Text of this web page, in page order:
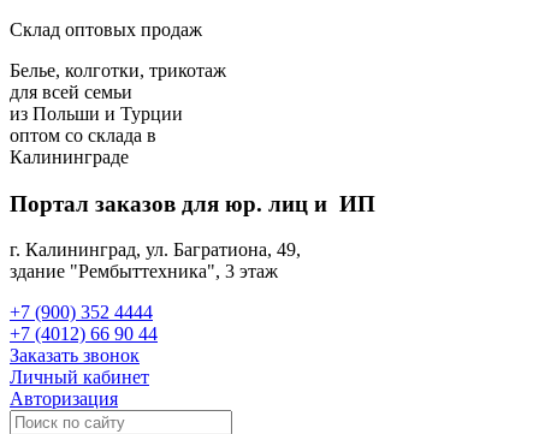
Склад оптовых продаж
Белье, колготки, трикотаж
для всей семьи
из Польши и Турции
оптом со склада в
Калининграде
Портал заказов для юр. лиц и ИП
г. Калининград, ул. Багратиона, 49,
здание "Рембыттехника", 3 этаж
+7 (900) 352 4444
+7 (4012) 66 90 44
Заказать звонок
Личный кабинет
Авторизация